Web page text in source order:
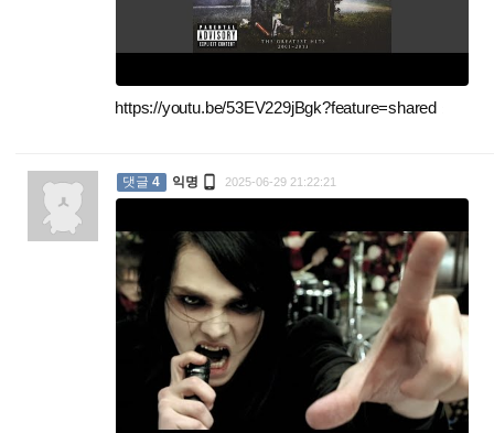
https://youtu.be/53EV229jBgk?feature=shared
댓글 4 익명  2025-06-29 21:22:21